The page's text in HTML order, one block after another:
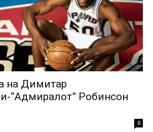
на Димитар
“Адмиралот” Робинсон
0